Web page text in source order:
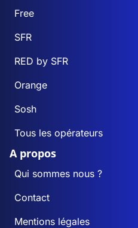
Free
SFR
RED by SFR
Orange
Sosh
Tous les opérateurs
A propos
Qui sommes nous ?
Contact
Mentions légales